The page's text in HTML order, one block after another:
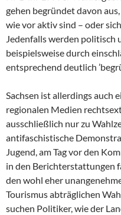
gehen begründet davon aus,
wie vor aktiv sind – oder
Jedenfalls werden politisch
beispielsweise durch
entsprechend deutlich
Sachsen ist allerdings auch
regionalen Medien
ausschließlich nur zu
antifaschistische
Jugend, am Tag vor den
in den Berichterstattungen
den wohl eher
Tourismus abträglichen
suchen Politiker, wie der